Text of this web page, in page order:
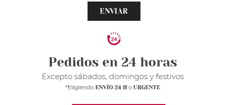
ENVIAR